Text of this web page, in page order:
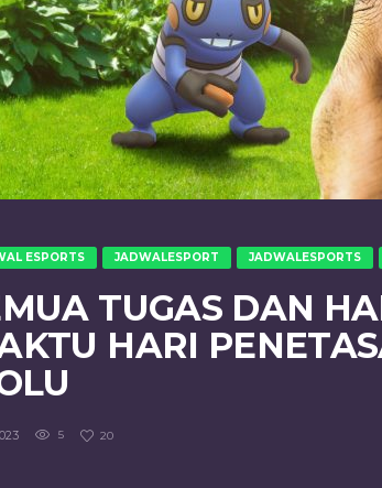
ESPORTS JADWALESPORT JADWALESPORTS
TUGAS DAN
HARI
5 20